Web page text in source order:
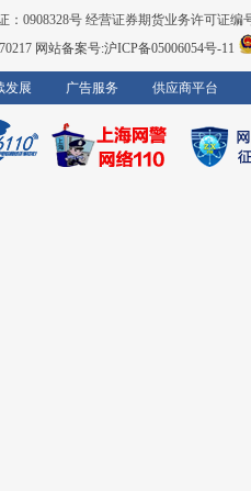
0908328号 经营证券期货业务许可证编
网站备案号:沪ICP备05006054号-11
发展 广告服务 供应商平台